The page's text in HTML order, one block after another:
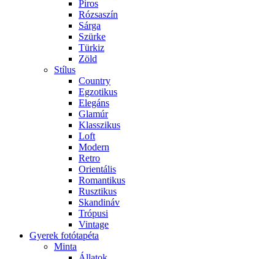
Piros
Rózsaszín
Sárga
Szürke
Türkiz
Zöld
Stílus
Country
Egzotikus
Elegáns
Glamúr
Klasszikus
Loft
Modern
Retro
Orientális
Romantikus
Rusztikus
Skandináv
Trópusi
Vintage
Gyerek fotótapéta
Minta